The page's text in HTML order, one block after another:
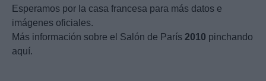
Esperamos por la casa francesa para más datos e
imágenes oficiales.
Más información sobre el Salón de París 2010 pinchando
aquí.